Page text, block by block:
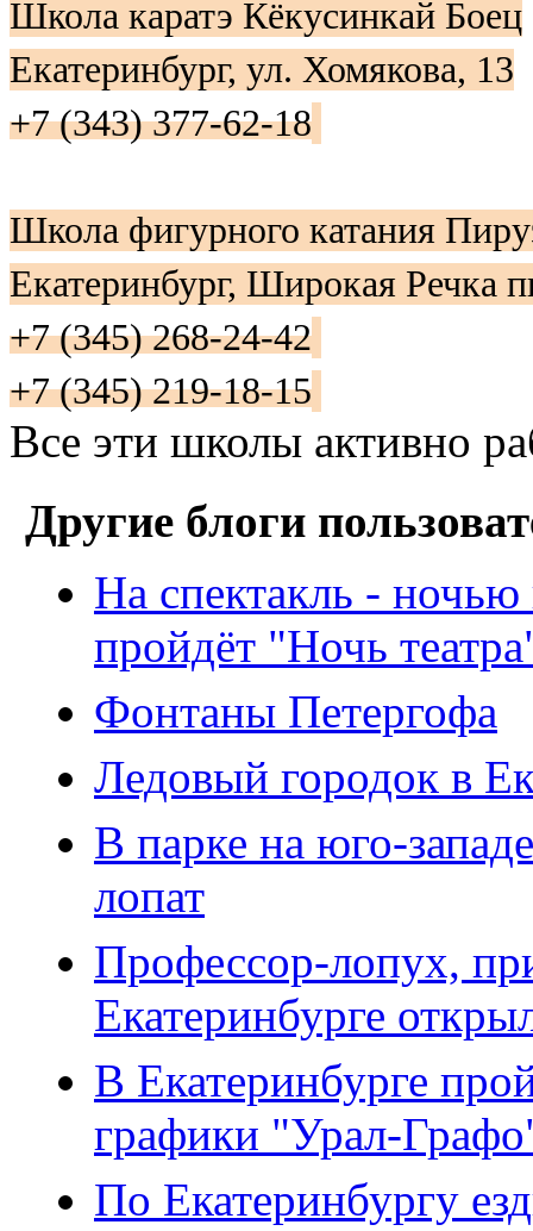
Школа каратэ Кёкусинкай Боец
Екатеринбург, ул. Хомякова, 13
+7 (343) 377-62-18
Школа фигурного катания
Екатеринбург, Широкая Речка
+7 (345) 268-24-42
+7 (345) 219-18-15
Все эти школы активно
Другие блоги
На спектакль -
пройдёт "Ночь
Фонтаны Петергофа
Ледовый городок в
В парке на юго-
лопат
Профессор-лопух,
Екатеринбурге
В Екатеринбурге
графики "Урал-
По Екатеринбургу